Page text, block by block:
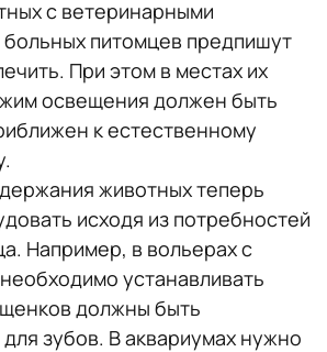
с ветеринарными
питомцев предпишут
При этом в местах их
освещения должен быть
к естественному
животных теперь
исходя из потребностей
Например, в вольерах с
устанавливать
щенков должны быть
зубов. В аквариумах нужно